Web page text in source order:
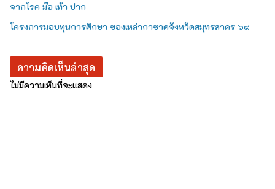
จากโรค มือ เท้า ปาก
โครงการมอบทุนการศึกษา ของเหล่ากาชาดจังหวัดสมุทรสาคร ๖๙
ความคิดเห็นล่าสุด
ไม่มีความเห็นที่จะแสดง